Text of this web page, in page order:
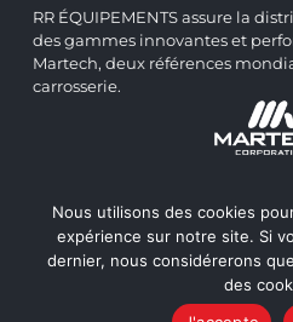
RR ÉQUIPEMENTS assure la
des gammes innovantes et
Martech, deux références
carrosserie.
Nous utilisons des cookies
expérience sur notre site. Si
dernier, nous considérerons
des